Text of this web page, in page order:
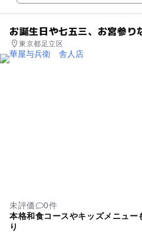
お誕生日や七五三、お宮参り
東京都足立区
未評価
0件
本格和食コースやキッズメニュー
り